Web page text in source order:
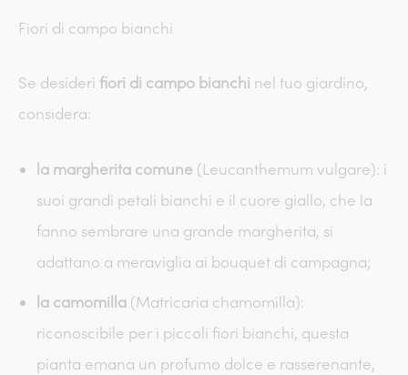
Fiori di campo bianchi
Se desideri fiori di campo bianchi nel tuo giardino,
considera:
la margherita comune (Leucanthemum vulgare): i
suoi grandi petali bianchi e il cuore giallo, che la
fanno sembrare una grande margherita, si
adattano a meraviglia ai bouquet di campagna;
la camomilla (Matricaria chamomilla):
riconoscibile per i piccoli fiori bianchi, questa
pianta emana un profumo dolce e rasserenante,